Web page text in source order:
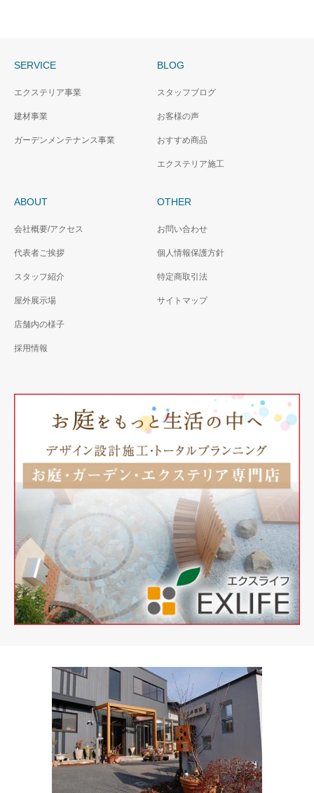
SERVICE
エクステリア事業
建材事業
ガーデンメンテナンス事業
BLOG
スタッフブログ
お客様の声
おすすめ商品
エクステリア施工
ABOUT
会社概要/アクセス
代表者ご挨拶
スタッフ紹介
屋外展示場
店舗内の様子
採用情報
OTHER
お問い合わせ
個人情報保護方針
特定商取引法
サイトマップ